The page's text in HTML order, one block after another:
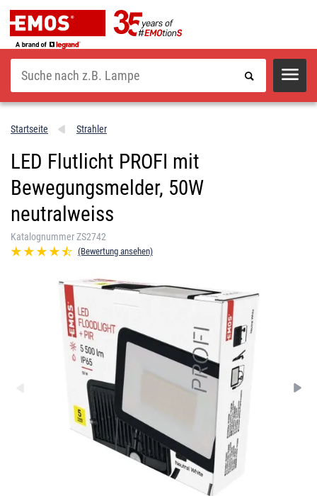
Suche
Startseite Strahler
LED Flutlicht PROFI mit
Bewegungsmelder, 50W
neutralweiss
Katalognummer ZS2742
(Bewertung ansehen)